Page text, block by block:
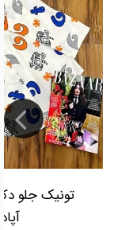
تونیک جلو